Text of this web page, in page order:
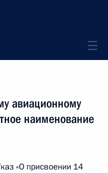
авиационному
наименование
«О присвоении 14